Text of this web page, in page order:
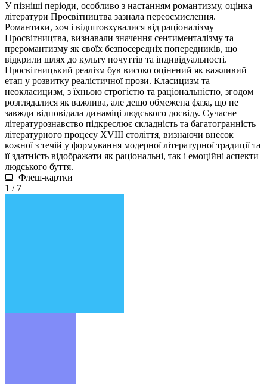
У пізніші періоди, особливо з настанням романтизму, оцінка
літератури Просвітництва зазнала переосмислення.
Романтики, хоч і відштовхувалися від раціоналізму
Просвітництва, визнавали значення сентименталізму та
преромантизму як своїх безпосередніх попередників, що
відкрили шлях до культу почуттів та індивідуальності.
Просвітницький реалізм був високо оцінений як важливий
етап у розвитку реалістичної прози. Класицизм та
неокласицизм, з їхньою строгістю та раціональністю, згодом
розглядалися як важлива, але дещо обмежена фаза, що не
завжди відповідала динаміці людського досвіду. Сучасне
літературознавство підкреслює складність та багатогранність
літературного процесу XVIII століття, визнаючи внесок
кожної з течій у формування модерної літературної традиції та
її здатність відображати як раціональні, так і емоційні аспекти
людського буття.
Флеш-картки
1 / 7